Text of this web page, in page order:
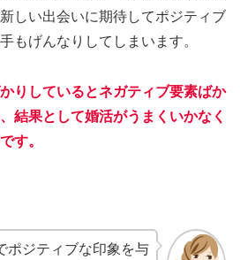
しい出会いに期待してポジティブ
もげんなりしてしまいます。
りしているとネガティブ要素ばか
結果として婚活がうまくいかなく
す。
ポジティブな印象を与